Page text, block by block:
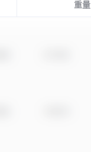
重量